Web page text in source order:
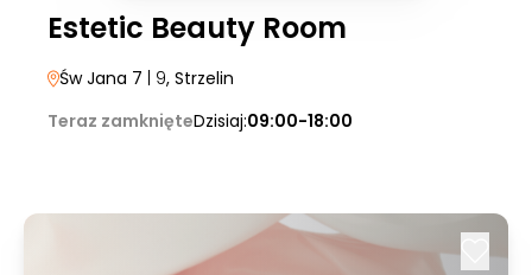
Estetic Beauty Room
Św Jana 7 | 9, Strzelin
Teraz zamknięteDzisiaj:09:00-18:00